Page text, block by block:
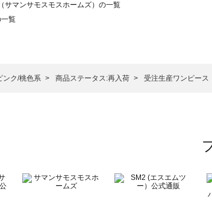
サマンサモスモスホームズ）の一覧
覧
（ツハルバイサマンサモスモス）の一覧
マンサモスモス ラーゴム）の一覧
ズブルー）の一覧
）の一覧
ンク/桃色系 商品ステータス:再入荷 受注生産ワンピース